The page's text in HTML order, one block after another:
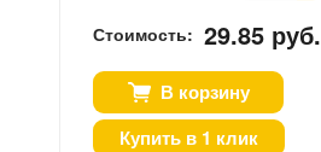
Стоимость: 29.85 руб.
В корзину
Купить в 1 клик